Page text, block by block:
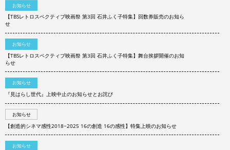
お知らせ
【TBSレトロスペクティブ映画祭 第3回 石井ふく子特集】回数券販売のお知ら
せ
お知らせ
【TBSレトロスペクティブ映画祭 第3回 石井ふく子特集】舞台挨拶開催のお知
らせ
お知らせ
『見はらし世代』上映中止のお知らせとお詫び
お知らせ
【創造的シネマ感性2018−2025 16の創造 16の感性】特集上映のお知らせ
お知らせ